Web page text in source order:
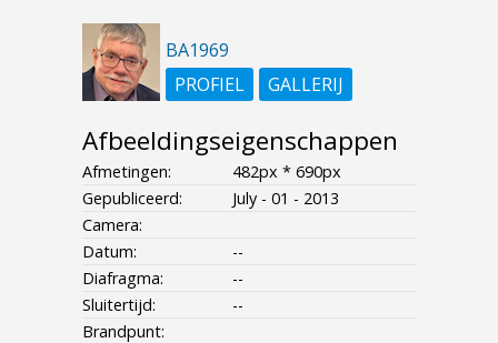
BA1969
PROFIEL
GALLERIJ
Afbeeldingseigenschappen
Afmetingen:
482px * 690px
Gepubliceerd:
July - 01 - 2013
Camera:
Datum:
--
Diafragma:
--
Sluitertijd:
--
Brandpunt: